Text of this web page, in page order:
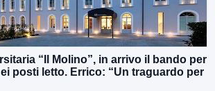
“Il Molino”, in arrivo il bando per
posti letto. Errico: “Un traguardo per